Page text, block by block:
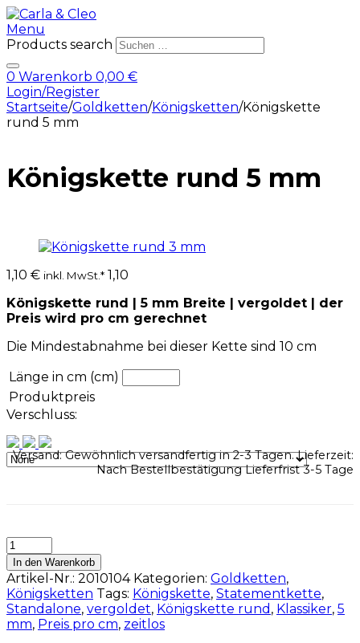
Menu
Products search
0 Warenkorb 0,00 €
Login/Register
Startseite/Goldketten/Königsketten/Königskette
rund 5 mm
Königskette rund 5 mm
1,10 € inkl. MwSt.* 1,10
Königskette rund | 5 mm Breite | vergoldet | der
Preis wird pro cm gerechnet
Die Mindestabnahme bei dieser Kette sind 10 cm
Länge in cm (cm)
Produktpreis
Verschluss:
Versand: Gewöhnlich versandfertig in 2-3 Tagen. Lieferzeit:
Nach Bestellbestätigung Lieferfrist 3-5 Tage
In den Warenkorb
Artikel-Nr.: 2010104 Kategorien: Goldketten,
Königsketten Tags: Königskette, Statementkette,
Standalone, vergoldet, Königskette rund , Klassiker, 5
mm, Preis pro cm, zeitlos